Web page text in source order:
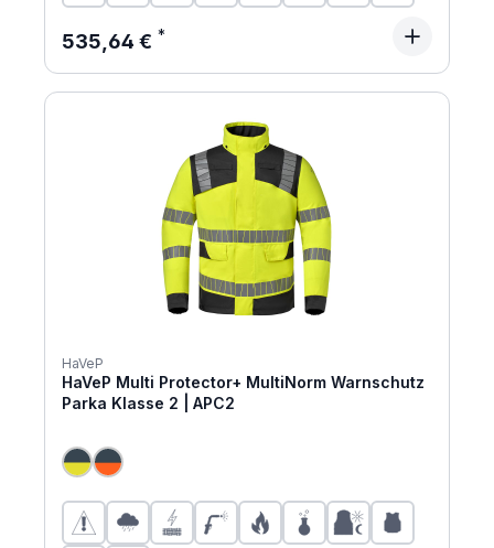
Regulärer Preis:
535,64 €
HaVeP
HaVeP Multi Protector+ MultiNorm Warnschutz
Parka Klasse 2 | APC2